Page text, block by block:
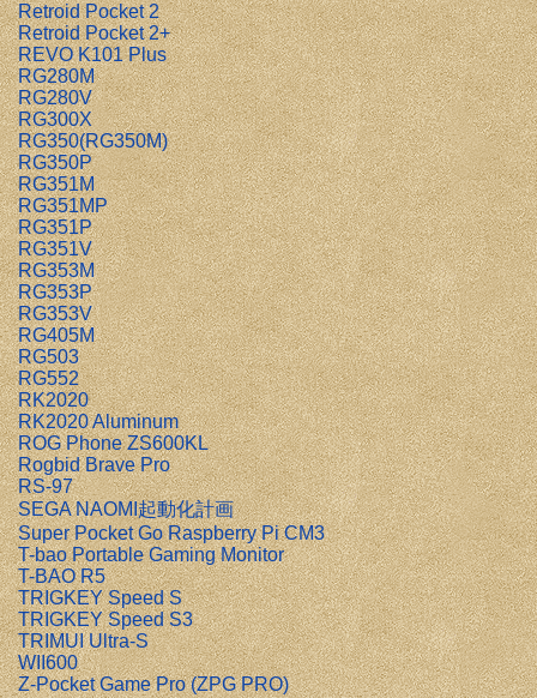
Retroid Pocket 2
Retroid Pocket 2+
REVO K101 Plus
RG280M
RG280V
RG300X
RG350(RG350M)
RG350P
RG351M
RG351MP
RG351P
RG351V
RG353M
RG353P
RG353V
RG405M
RG503
RG552
RK2020
RK2020 Aluminum
ROG Phone ZS600KL
Rogbid Brave Pro
RS-97
SEGA NAOMI起動化計画
Super Pocket Go Raspberry Pi CM3
T-bao Portable Gaming Monitor
T-BAO R5
TRIGKEY Speed S
TRIGKEY Speed S3
TRIMUI Ultra-S
WII600
Z-Pocket Game Pro (ZPG PRO)